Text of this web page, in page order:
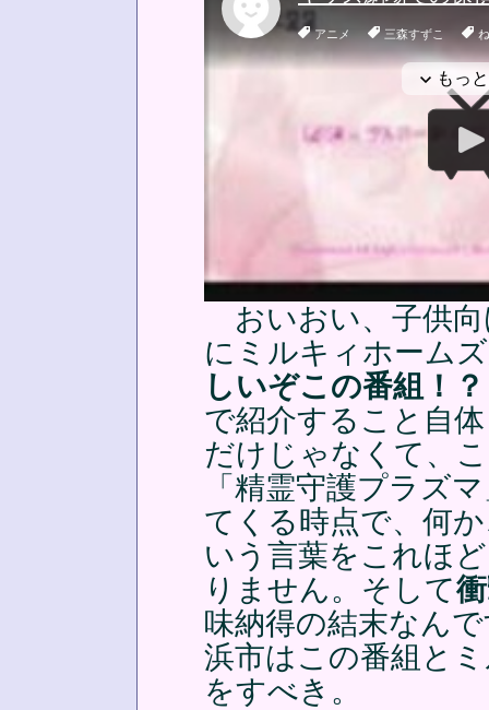
おいおい、子供向
にミルキィホーム
しいぞこの番組！？
で紹介すること自
だけじゃなくて、
「精霊守護プラズ
てくる時点で、何
いう言葉をこれほ
りません。そして
味納得の結末なん
浜市はこの番組と
をすべき。